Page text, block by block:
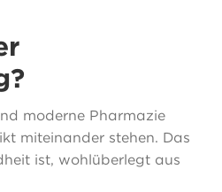
moderne Pharmazie
miteinander stehen. Das
ist, wohlüberlegt aus